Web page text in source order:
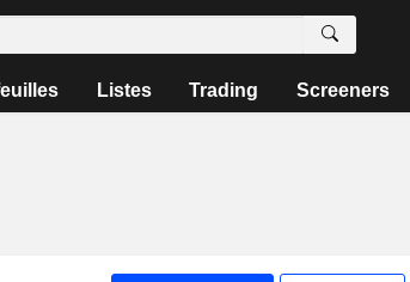
Listes Trading Screeners